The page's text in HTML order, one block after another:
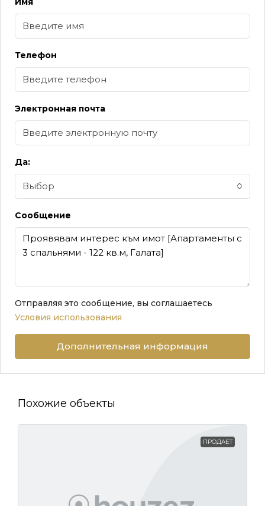
Телефон
Электронная почта
Да:
Выбор
Сообщение
Отправляя это сообщение, вы соглашаетесь
Условия использования
Дополнительная информация
Похожие объекты
ПРОДАЕТ